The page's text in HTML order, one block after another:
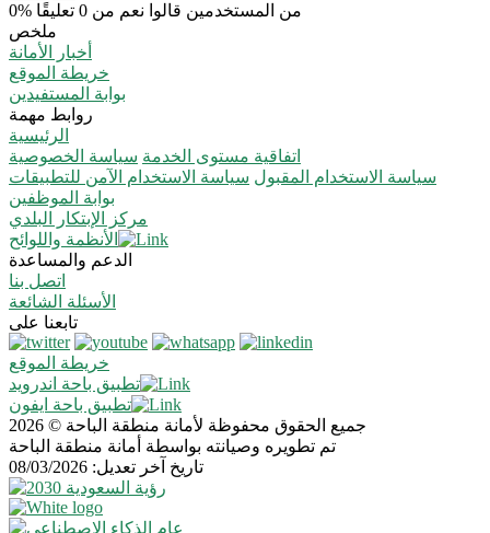
0% من المستخدمين قالوا نعم من 0 تعليقًا
ملخص
أخبار الأمانة
خريطة الموقع
بوابة المستفيدين
روابط مهمة
الرئيسية
سياسة الخصوصية اتفاقية مستوى الخدمة
سياسة الاستخدام الآمن للتطبيقات سياسة الاستخدام المقبول
بوابة الموظفين
مركز الإبتكار البلدي
الأنظمة واللوائح
الدعم والمساعدة
اتصل بنا
الأسئلة الشائعة
تابعنا على
خريطة الموقع
تطبيق باحة اندرويد
تطبيق باحة ايفون
جميع الحقوق محفوظة لأمانة منطقة الباحة © 2026
تم تطويره وصيانته بواسطة أمانة منطقة الباحة
تاريخ آخر تعديل: 08/03/2026